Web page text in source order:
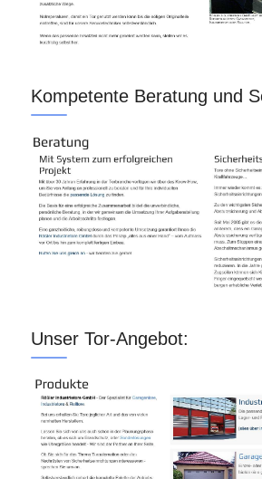
Kompetente Beratung und
Unser Tor-Angebot: